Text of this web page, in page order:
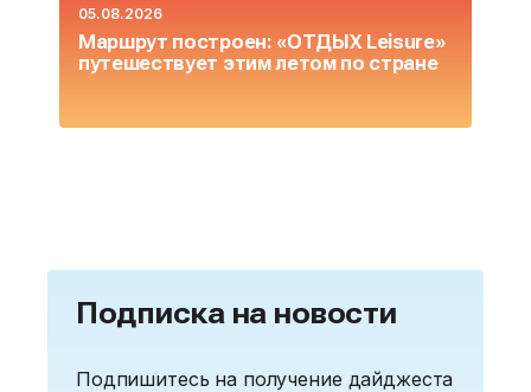
05.08.2026
Маршрут построен: «ОТДЫХ Leisure»
путешествует этим летом по стране
Подписка на новости
Подпишитесь на получение дайджеста